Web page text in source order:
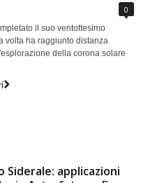
0
il suo ventottesimo
volta ha raggiunto distanza
della corona solare
Siderale: applicazioni